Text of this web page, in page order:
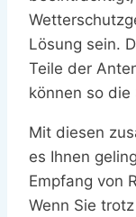
Lösung sein.
Teile der
können so
Mit diesen
es Ihnen
Empfang von
Wenn Sie